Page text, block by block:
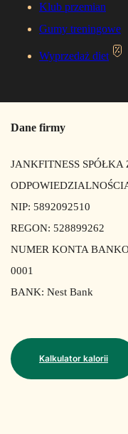
Klub przemian
Gumy treningowe
Wyprzedaż diet
Dane firmy
JANKFITNESS
NIP: 5892092510
REGON: 528899262
NUMER KONTA
0001
BANK: Nest Bank
Kalkulator kalorii